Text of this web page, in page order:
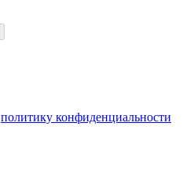
политику конфиденциальности